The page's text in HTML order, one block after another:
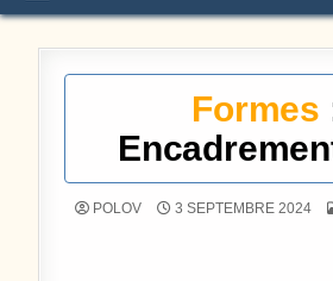
Formes
POLOV 3 SEPTEMBRE 2024